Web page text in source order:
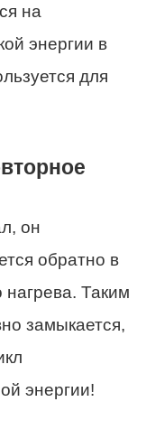
на
энергии в
для
он
обратно в
нагрева. Таким
замыкается,
энергии!